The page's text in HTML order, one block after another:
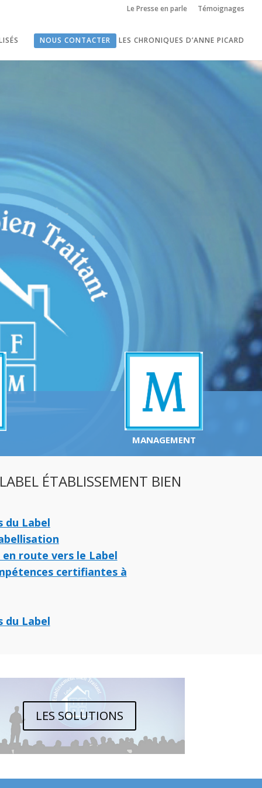
Le Presse en parle Témoignages
NOUS CONTACTER LES CHRONIQUES D’ANNE PICARD
MANAGEMENT
ÉTABLISSEMENT BIEN
du Label
route vers le Label
certifiantes à
du Label
LES SOLUTIONS